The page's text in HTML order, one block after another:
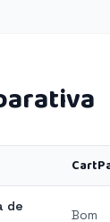
de
Bom